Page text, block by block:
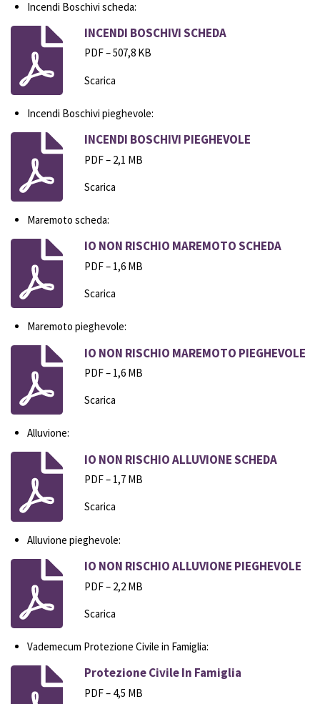
Incendi Boschivi scheda:
INCENDI BOSCHIVI SCHEDA
PDF – 507,8 KB
Scarica
Incendi Boschivi pieghevole:
INCENDI BOSCHIVI PIEGHEVOLE
PDF – 2,1 MB
Scarica
Maremoto scheda:
IO NON RISCHIO MAREMOTO SCHEDA
PDF – 1,6 MB
Scarica
Maremoto pieghevole:
IO NON RISCHIO MAREMOTO PIEGHEVOLE
PDF – 1,6 MB
Scarica
Alluvione:
IO NON RISCHIO ALLUVIONE SCHEDA
PDF – 1,7 MB
Scarica
Alluvione pieghevole:
IO NON RISCHIO ALLUVIONE PIEGHEVOLE
PDF – 2,2 MB
Scarica
Vademecum Protezione Civile in Famiglia:
Protezione Civile In Famiglia
PDF – 4,5 MB